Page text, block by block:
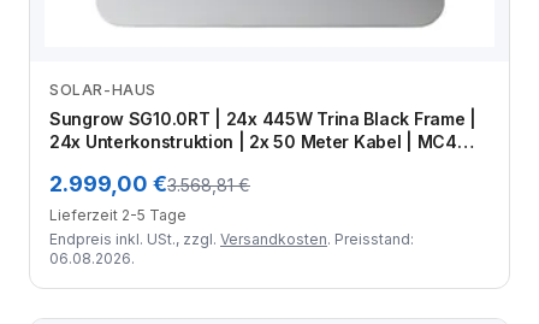
SOLAR-HAUS
Sungrow SG10.0RT | 24x 445W Trina Black Frame |
24x Unterkonstruktion | 2x 50 Meter Kabel | MC4
2.999,00 €3.568,81 €
Lieferzeit 2-5 Tage
Endpreis inkl. USt., zzgl. Versandkosten. Preisstand:
06.08.2026.